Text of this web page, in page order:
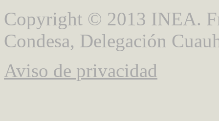
Copyright © 2013 INEA.
Condesa, Delegación
Aviso de privacidad